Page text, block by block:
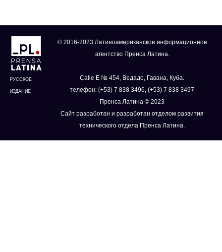
РУССКОЕ
ИЗДАНИЕ
© 2016-2023 Латиноамериканское информационное
агентство Пренса Латина.
Calle E № 454, Ведадо, Гавана, Куба.
телефон: (+53) 7 838 3496, (+53) 7 838 3497
Пренса Латина © 2023
Сайт разработан и разработан отделом развития
технического отдела Пренса Латина.